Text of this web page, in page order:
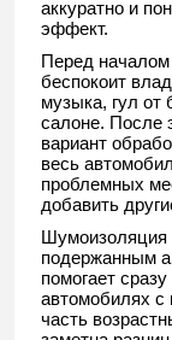
аккуратно и
эффект.
Перед
беспокоит
музыка, гул от
салоне. После
вариант
весь
проблемных
добавить
Шумоизоляция
подержанным
помогает
автомобилях с
часть